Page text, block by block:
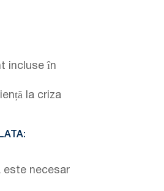
incluse în
la criza
este necesar